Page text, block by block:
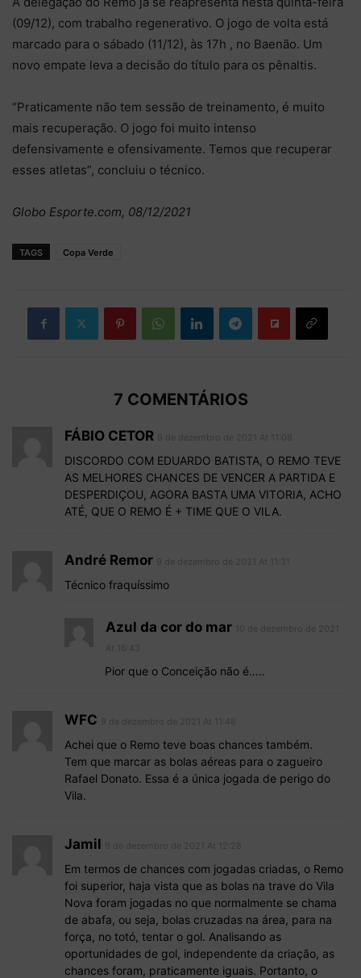
(09/12), com trabalho regenerativo. O jogo de volta está
marcado para o sábado (11/12), às 17h , no Baenão. Um
novo empate leva a decisão do título para os pênaltis.
“Praticamente não tem sessão de treinamento, é muito
mais recuperação. O jogo foi muito intenso
defensivamente e ofensivamente. Temos que recuperar
esses atletas”, concluiu o técnico.
Globo Esporte.com, 08/12/2021
TAGS Copa Verde
7 COMENTÁRIOS
FÁBIO CETOR
DISCORDO COM EDUARDO BATISTA, O REMO TEVE
AS MELHORES CHANCES DE VENCER A PARTIDA E
DESPERDIÇOU, AGORA BASTA UMA VITORIA, ACHO
ATÉ, QUE O REMO É + TIME QUE O VILA.
André Remor
Técnico fraquíssimo
Azul da cor do mar
Pior que o Conceição não é…..
WFC
Achei que o Remo teve boas chances também.
Tem que marcar as bolas aéreas para o zagueiro
Rafael Donato. Essa é a única jogada de perigo do
Vila.
Jamil
Em termos de chances com jogadas criadas, o Remo
foi superior, haja vista que as bolas na trave do Vila
Nova foram jogadas no que normalmente se chama
de abafa, ou seja, bolas cruzadas na área, para na
força, no totó, tentar o gol. Analisando as
oportunidades de gol, independente da criação, as
chances foram, praticamente iguais. Portanto, o